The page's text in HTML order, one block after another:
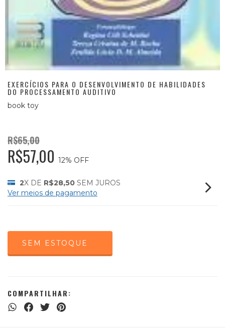
EXERCÍCIOS PARA O DESENVOLVIMENTO DE HABILIDADES
DO PROCESSAMENTO AUDITIVO
book toy
R$65,00
R$57,00 12% OFF
2X DE R$28,50 SEM JUROS
Ver meios de pagamento
COMPARTILHAR: